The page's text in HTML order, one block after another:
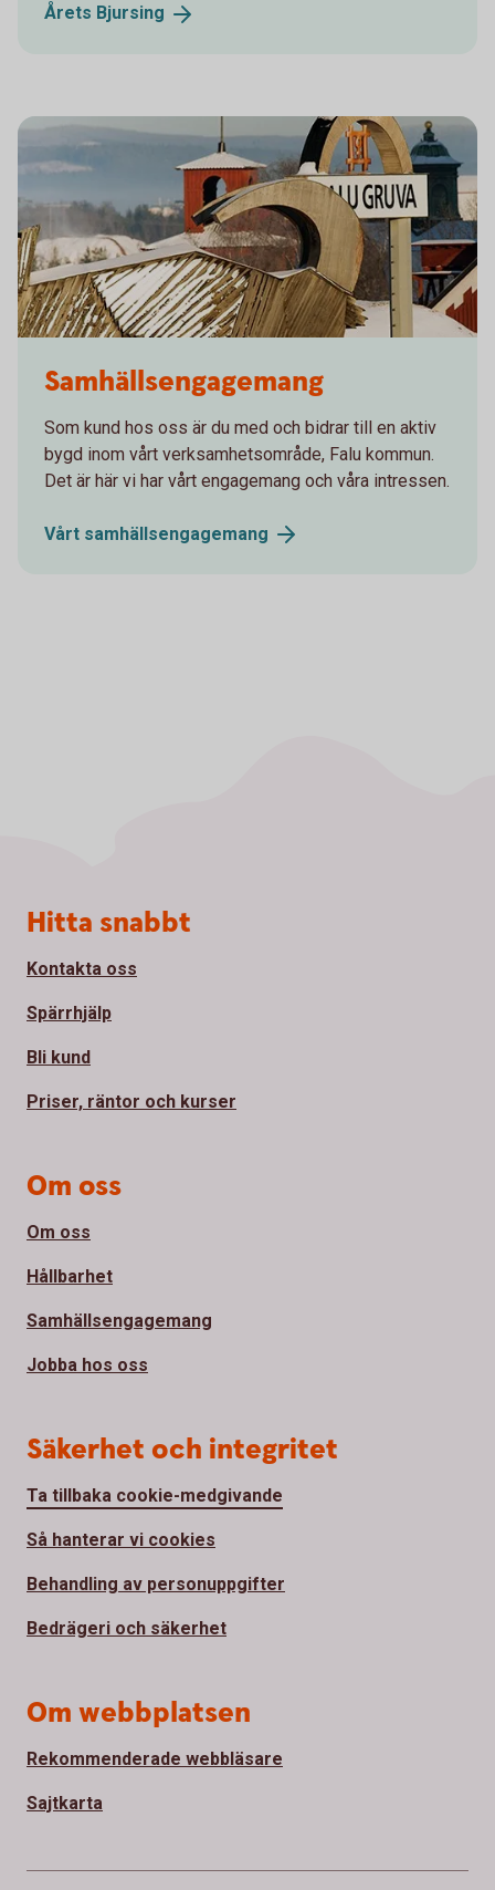
Årets Bjursing
Samhällsengagemang
Som kund hos oss är du med och bidrar till en aktiv
bygd inom vårt verksamhetsområde, Falu kommun.
Det är här vi har vårt engagemang och våra intressen.
Vårt samhällsengagemang
Sidfot
Hitta snabbt
Kontakta oss
Spärrhjälp
Bli kund
Priser, räntor och kurser
Om oss
Om oss
Hållbarhet
Samhällsengagemang
Jobba hos oss
Säkerhet och integritet
Ta tillbaka cookie-medgivande
Så hanterar vi cookies
Behandling av personuppgifter
Bedrägeri och säkerhet
Om webbplatsen
Rekommenderade webbläsare
Sajtkarta